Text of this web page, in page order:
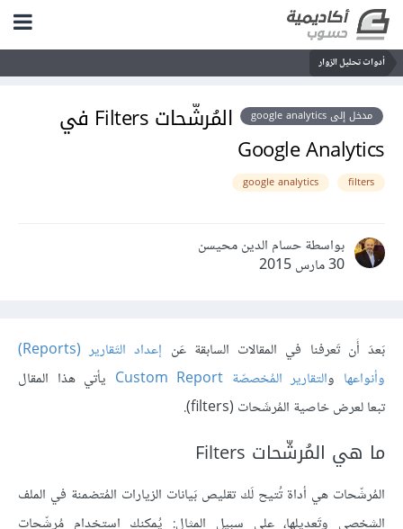
أدوات تحليل الزوار
مدخل إلى google analytics
المُرشّحات Filters في
Google Analytics
filters
google analytics
بواسطة حسام الدين محيسن
30 مارس 2015
بَعدَ أَن تَعرفنا في المقالات السابقة عَن
إعداد التَقارير (Reports)
وأنواعها والتقارير المُخصصّة Custom Report
يأتي هذا المقال
تبعا لعرض خاصية المُرشَحات (filters).
ما هي المُرشّحات Filters
المُرشّحات هي أداة تُتيح لَك تقليص بَيانات الزيارات المُتضمنة في الملف